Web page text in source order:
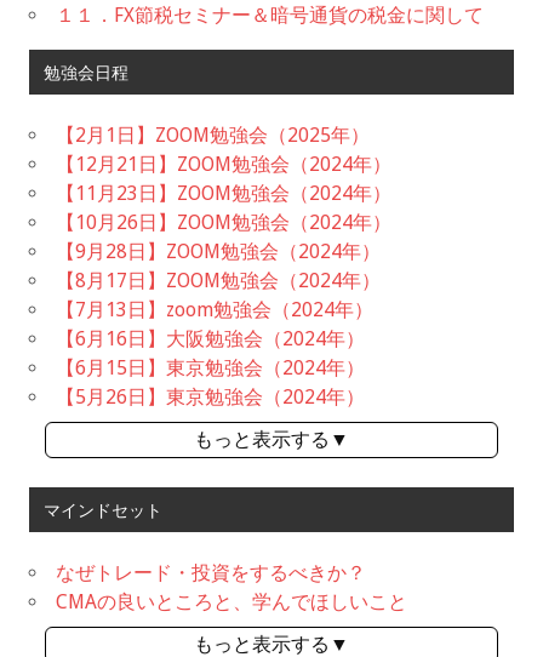
１１．FX節税セミナー＆暗号通貨の税金に関して
勉強会日程
【2月1日】ZOOM勉強会（2025年）
【12月21日】ZOOM勉強会（2024年）
【11月23日】ZOOM勉強会（2024年）
【10月26日】ZOOM勉強会（2024年）
【9月28日】ZOOM勉強会（2024年）
【8月17日】ZOOM勉強会（2024年）
【7月13日】zoom勉強会（2024年）
【6月16日】大阪勉強会（2024年）
【6月15日】東京勉強会（2024年）
【5月26日】東京勉強会（2024年）
もっと表示する▼
マインドセット
なぜトレード・投資をするべきか？
CMAの良いところと、学んでほしいこと
もっと表示する▼